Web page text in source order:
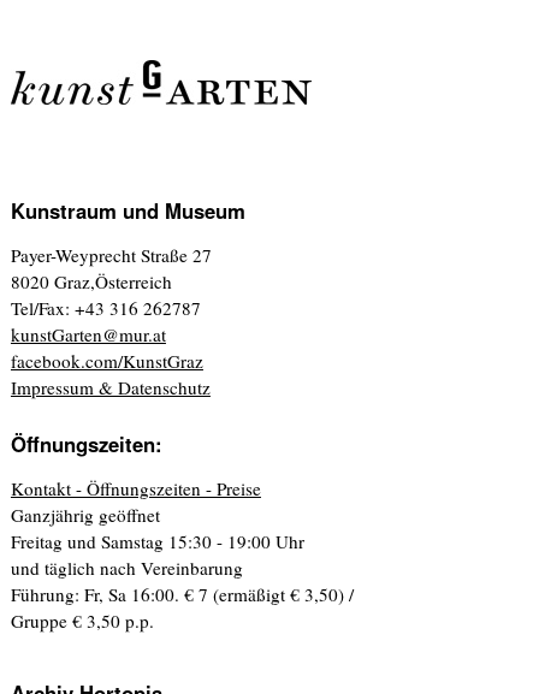
Kunstraum und Museum
Payer-Weyprecht Straße 27
8020 Graz,Österreich
Tel/Fax: +43 316 262787
kunstGarten@mur.at
facebook.com/KunstGraz
Impressum & Datenschutz
Öffnungszeiten:
Kontakt - Öffnungszeiten - Preise
Ganzjährig geöffnet
Freitag und Samstag 15:30 - 19:00 Uhr
und täglich nach Vereinbarung
Führung: Fr, Sa 16:00. € 7 (ermäßigt € 3,50) /
Gruppe € 3,50 p.p.